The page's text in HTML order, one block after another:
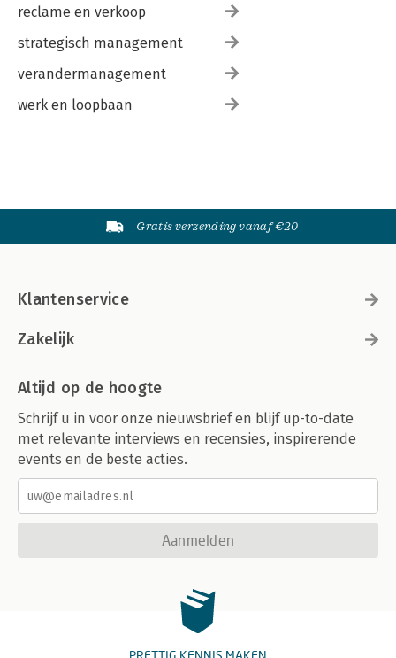
reclame en verkoop
strategisch management
verandermanagement
werk en loopbaan
Gratis verzending vanaf €20
Klantenservice
Zakelijk
Altijd op de hoogte
Schrijf u in voor onze nieuwsbrief en blijf up-to-date
met relevante interviews en recensies, inspirerende
events en de beste acties.
Aanmelden
PRETTIG KENNIS MAKEN